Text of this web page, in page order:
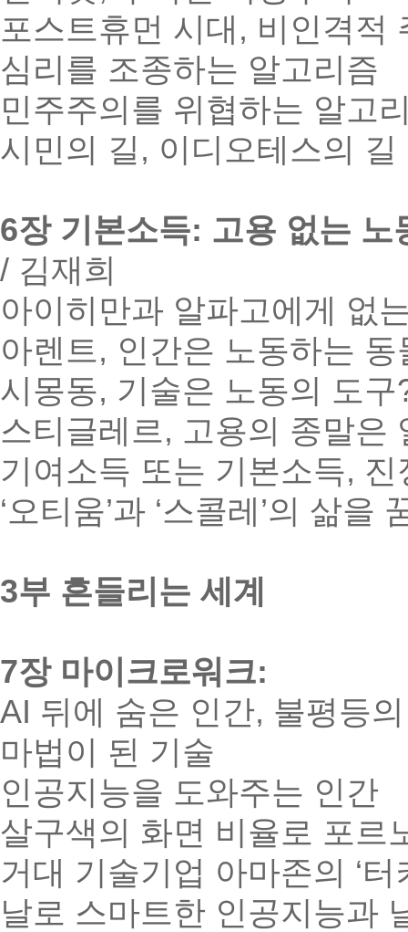
포스트휴먼 시대, 비인격적
심리를 조종하는 알고리즘
민주주의를 위협하는 알고
시민의 길, 이디오테스의 길
6장 기본소득: 고용 없는 노
/ 김재희
아이히만과 알파고에게 없
아렌트, 인간은 노동하는 동
시몽동, 기술은 노동의 도구
스티글레르, 고용의 종말은
기여소득 또는 기본소득,
‘오티움’과 ‘스콜레’의 삶을
3부 흔들리는 세계
7장 마이크로워크:
AI 뒤에 숨은 인간, 불평등
마법이 된 기술
인공지능을 도와주는 인간
살구색의 화면 비율로 포르
거대 기술기업 아마존의 ‘터
날로 스마트한 인공지능과